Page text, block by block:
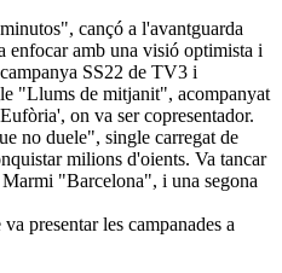
cançó a l'avantguarda
enfocar amb una visió optimista i
SS22 de TV3 i
"Llums de mitjanit", acompanyat
on va ser copresentador.
no duele", single carregat de
milions d'oients. Va tancar
"Barcelona", i una segona
presentar les campanades a